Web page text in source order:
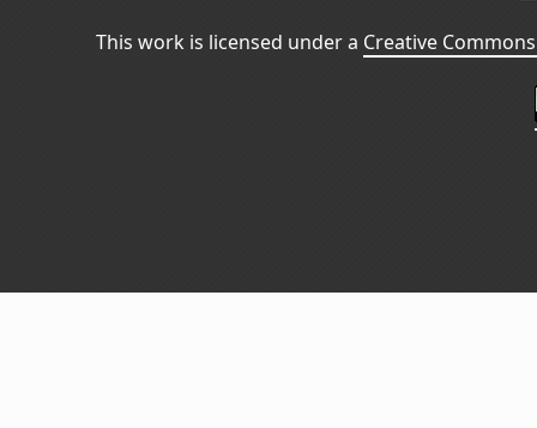
This work is licensed under a Creative